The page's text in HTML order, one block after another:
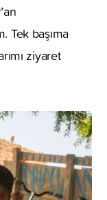
Tek başıma
ziyaret